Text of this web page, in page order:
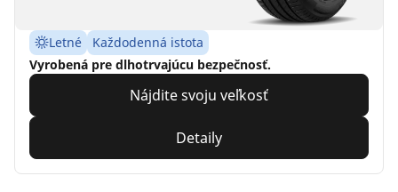
Letné
Každodenná istota
Vyrobená pre dlhotrvajúcu bezpečnosť.
Nájdite svoju veľkosť
Detaily